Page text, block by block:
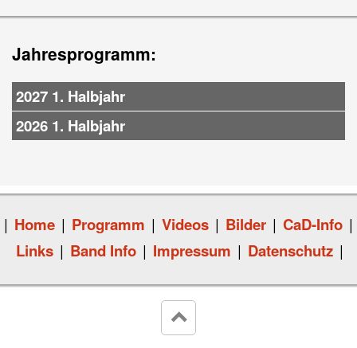
Jahresprogramm:
2027 1. Halbjahr
2026 1. Halbjahr
| Home | Programm | Videos | Bilder | CaD-Info |
Links | Band Info | Impressum | Datenschutz |
keyboard_arrow_up